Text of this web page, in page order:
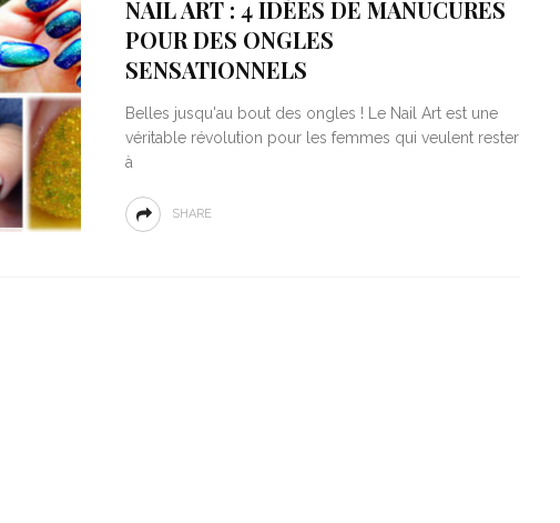
NAIL ART : 4 IDÉES DE MANUCURES
POUR DES ONGLES
SENSATIONNELS
Belles jusqu'au bout des ongles ! Le Nail Art est une
véritable révolution pour les femmes qui veulent rester
à
SHARE